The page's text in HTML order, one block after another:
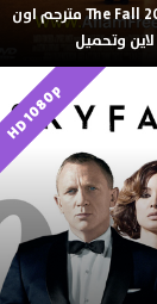
فيلم The Fall 2006 مترجم اون
لاين وتحميل
HD 1080p